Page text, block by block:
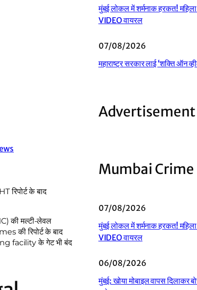
के बाद
की मल्टी-लेवल
की रिपोर्ट के बाद
facility के गेट भी बंद
मुंबई लोकल में शर्मनाक हरकत!
VIDEO वायरल
07/08/2026
महाराष्ट्र सरकार लाई ‘शक्ति ऑन
Advertisement
Mumbai Crime
07/08/2026
मुंबई लोकल में शर्मनाक हरकत!
VIDEO वायरल
06/08/2026
मुंबई: खोया मोबाइल वापस दिलाकर